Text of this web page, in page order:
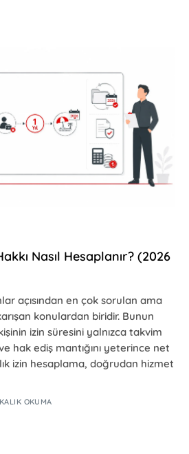
Nasıl Hesaplanır? (2026
açısından en çok sorulan ama
konulardan biridir. Bunun
izin süresini yalnızca takvim
hak ediş mantığını yeterince net
izin hesaplama, doğrudan hizmet
OKUMA